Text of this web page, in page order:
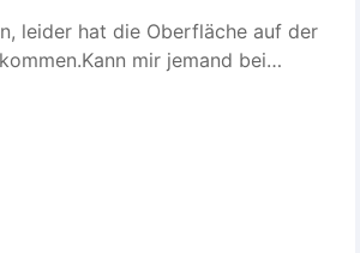
leider hat die Oberfläche auf der
mir jemand bei